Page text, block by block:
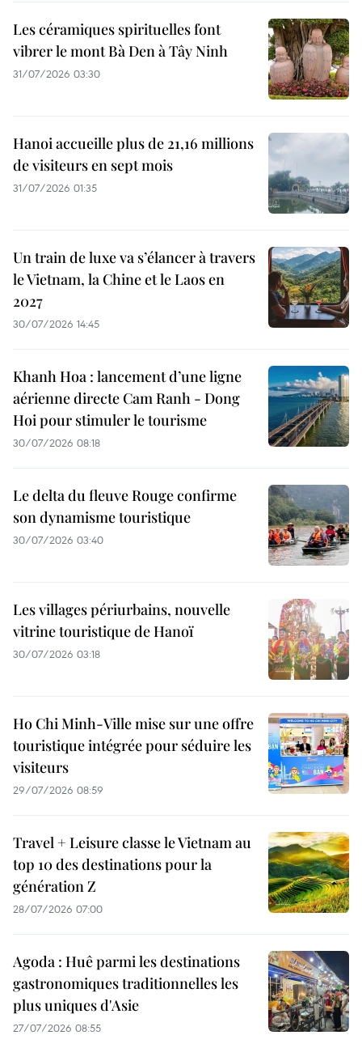
Les céramiques spirituelles font
vibrer le mont Bà Den à Tây Ninh
31/07/2026 03:30
Hanoi accueille plus de 21,16 millions
de visiteurs en sept mois ​
31/07/2026 01:35
Un train de luxe va s’élancer à travers
le Vietnam, la Chine et le Laos en
2027
30/07/2026 14:45
Khanh Hoa : lancement d’une ligne
aérienne directe Cam Ranh - Dong
Hoi pour stimuler le tourisme
30/07/2026 08:18
Le delta du fleuve Rouge confirme
son dynamisme touristique
30/07/2026 03:40
Les villages périurbains, nouvelle
vitrine touristique de Hanoï
30/07/2026 03:18
Ho Chi Minh-Ville mise sur une offre
touristique intégrée pour séduire les
visiteurs
29/07/2026 08:59
Travel + Leisure classe le Vietnam au
top 10 des destinations pour la
génération Z
28/07/2026 07:00
Agoda : Huê parmi les destinations
gastronomiques traditionnelles les
plus uniques d'Asie
27/07/2026 08:55